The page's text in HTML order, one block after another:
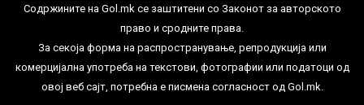
Содржините на Gol.mk се заштитени со Законот за авторското
право и сродните права.
За секоја форма на распространување, репродукција или
комерцијална употреба на текстови, фотографии или податоци од
овој веб сајт, потребна е писмена согласност од Gol.mk.